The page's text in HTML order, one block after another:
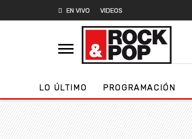
EN VIVO VIDEOS
LO ÚLTIMO PROGRAMACIÓN